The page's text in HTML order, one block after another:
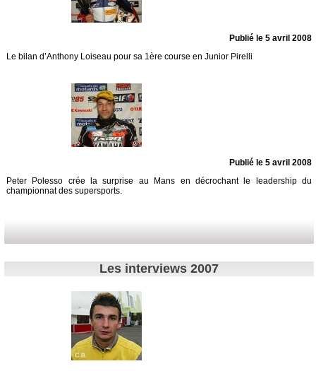
Publié le 5 avril 2008
Le bilan d’Anthony Loiseau pour sa 1ère course en Junior Pirelli
Publié le 5 avril 2008
Peter Polesso crée la surprise au Mans en décrochant le leadership du
championnat des supersports.
Les interviews 2007